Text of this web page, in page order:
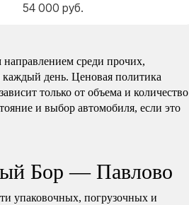
54 000 руб.
среди прочих,
каждый день. Ценовая политика
только от объема и количество
и выбор автомобиля, если это
Бор — Павлово
упаковочных, погрузочных и